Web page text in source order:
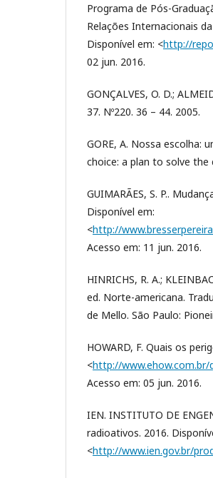
Programa de Pós-
Relações Internacionais
Disponível em: <http://
02 jun. 2016.
GONÇALVES, O. D.;
37. Nº220. 36 – 44. 2005.
GORE, A. Nossa escolha:
choice: a plan to solve the
GUIMARÃES, S. P..
Disponível em:
<http://
Acesso em: 11 jun. 2016.
HINRICHS, R. A.;
ed. Norte-americana.
de Mello. São Paulo:
HOWARD, F. Quais os
<http://
Acesso em: 05 jun. 2016.
IEN. INSTITUTO DE
radioativos. 2016.
<http://www.ien.gov.br/